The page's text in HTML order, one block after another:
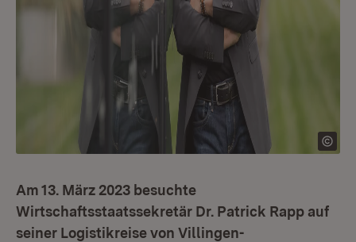
Am 13. März 2023 besuchte
Wirtschaftsstaatssekretär Dr. Patrick Rapp auf
seiner Logistikreise von Villingen-